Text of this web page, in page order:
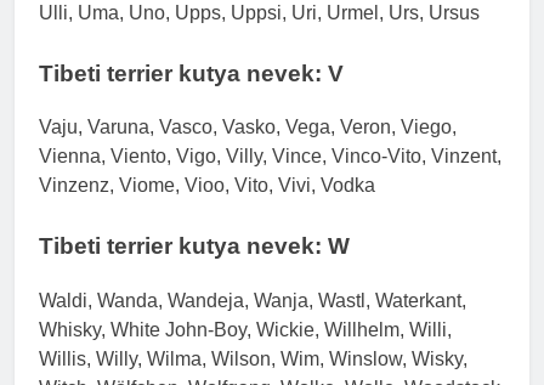
Ulli, Uma, Uno, Upps, Uppsi, Uri, Urmel, Urs, Ursus
Tibeti terrier kutya nevek: V
Vaju, Varuna, Vasco, Vasko, Vega, Veron, Viego,
Vienna, Viento, Vigo, Villy, Vince, Vinco-Vito, Vinzent,
Vinzenz, Viome, Vioo, Vito, Vivi, Vodka
Tibeti terrier kutya nevek: W
Waldi, Wanda, Wandeja, Wanja, Wastl, Waterkant,
Whisky, White John-Boy, Wickie, Willhelm, Willi,
Willis, Willy, Wilma, Wilson, Wim, Winslow, Wisky,